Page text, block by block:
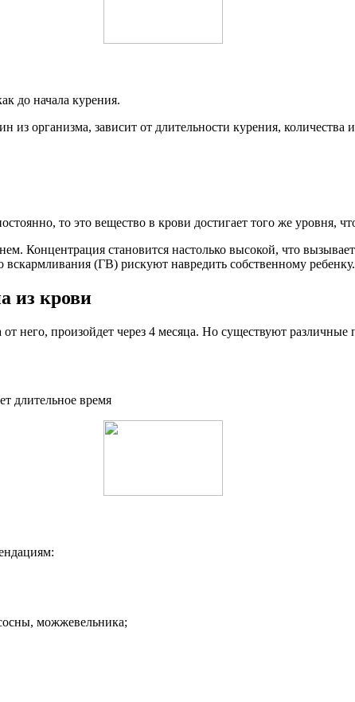
до начала курения.
из организма, зависит от длительности курения,
то это вещество в крови достигает того же уровня,
Концентрация становится настолько высокой, что
(ГВ) рискуют навредить собственному ребенку.
из крови
него, произойдет через 4 месяца. Но существуют
длительное время
можжевельника;